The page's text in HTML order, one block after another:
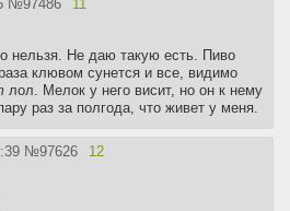
№97486 11
нельзя. Не даю такую есть. Пиво
клювом сунется и все, видимо
лол. Мелок у него висит, но он к нему
раз за полгода, что живет у меня.
№97626 12